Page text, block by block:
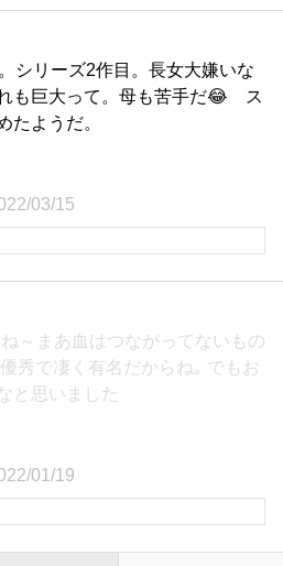
シリーズ2作目。長女大嫌いな
も巨大って。母も苦手だ😂 ス
たようだ。
03/15
～まあ血はつながってないもの
秀で凄く有名だからね｡ でもお
と思いました
01/19